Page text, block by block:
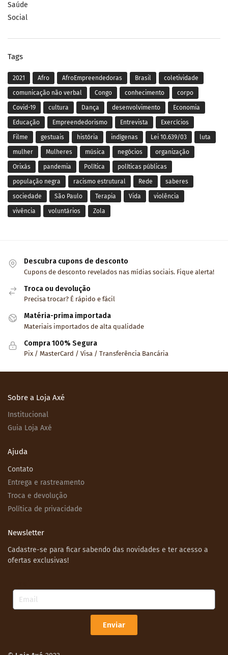
Saúde
Social
Tags
2021 Afro AfroEmpreendedoras Brasil coletividade
comunicação não verbal Congo conhecimento corpo
Covid-19 cultura Dança desenvolvimento Economia
Educação Empreendedorismo Entrevista Exercícios
Filme gestuais história indígenas Lei 10.639/03 luta
mulher Mulheres música negócios organização
Orixás pandemia Política políticas públicas
população negra racismo estrutural Rede saberes
sociedade São Paulo Terapia Vida violência
vivência voluntários Zola
Descubra cupons de desconto
Cupons de desconto revelados nas mídias sociais. Fique alerta!
Troca ou devolução
Precisa trocar? É rápido e fácil
Matéria-prima importada
Materiais importados de alta qualidade
Compra 100% Segura
Pix / MasterCard / Visa / Transferência Bancária
Sobre a Loja Axé
Institucional
Guia Loja Axé
Ajuda
Contato
Entrega e rastreamento
Troca e devolução
Política de privacidade
Newsletter
Cadastre-se para ficar sabendo das novidades e ter acesso a
ofertas exclusivas!
Enviar